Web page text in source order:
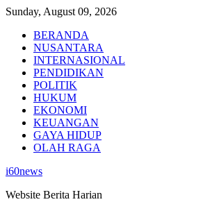
Skip
content
Sunday, August 09, 2026
BERANDA
NUSANTARA
INTERNASIONAL
PENDIDIKAN
POLITIK
HUKUM
EKONOMI
KEUANGAN
GAYA HIDUP
OLAH RAGA
i60news
Website Berita Harian